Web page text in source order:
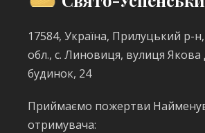
17584, Україна, Прилуцький р-н,
обл., с. Линовиця, вулиця
будинок, 24
Приймаємо пожертви
отримувача: